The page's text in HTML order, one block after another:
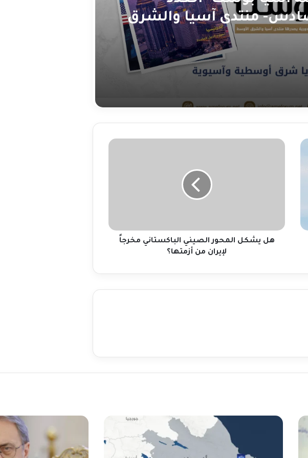
منتدى آسيا والشرق
هل
أزمتها؟
هل يشكل المحور الصيني الباكستاني مخرجاً
لإيران من أزمتها؟